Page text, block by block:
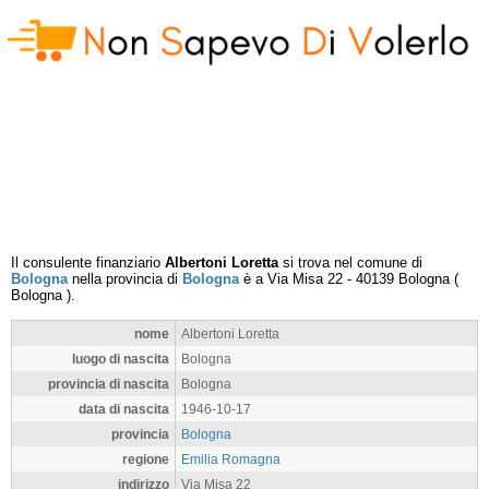
Il consulente finanziario Albertoni Lorettasi trova nel comune di
Bolognanella provincia di Bolognaè a Via Misa 22 - 40139 Bologna(
Bologna).
nome
Albertoni Loretta
luogo di nascita
Bologna
provincia di nascita
Bologna
data di nascita
1946-10-17
provincia
Bologna
regione
Emilia Romagna
indirizzo
Via Misa 22